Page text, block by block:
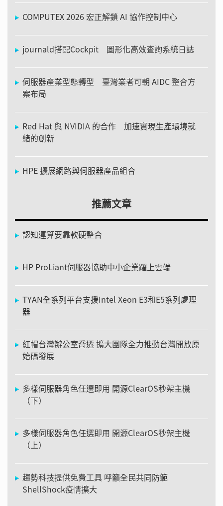
COMPUTEX 2026 宏正解鎖 AI 協作控制中心
journald搭配Cockpit 圖形化高效查詢系統日誌
伺服器產業型態轉型 臺灣業者可朝 AIDC 整合方
案布局
Red Hat 與 NVIDIA 的合作 加速實現生產環境就
緒的創新
HPE 擴展網路與伺服器產品組合
推薦文章
認知運算要靠軟硬整合
HP ProLiant伺服器協助中小企業躍上雲端
TYAN全系列平台支援Intel Xeon E3和E5系列處理
器
紅帽台灣辦公室喬遷 擴大團隊全力推動台灣開放原
始碼發展
多樣伺服器角色任選即用 開源ClearOS秒架主機
（下）
多樣伺服器角色任選即用 開源ClearOS秒架主機
（上）
趨勢科技提供免費工具 呼籲全民共同防範
ShellShock疫情擴大